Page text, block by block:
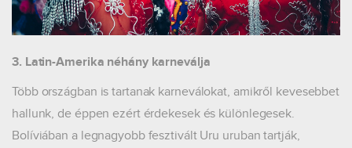
3. Latin-Amerika néhány karneválja
Több országban is tartanak karneválokat, amikről kevesebbet
hallunk, de éppen ezért érdekesek és különlegesek.
Bolíviában a legnagyobb fesztivált Uru uruban tartják,